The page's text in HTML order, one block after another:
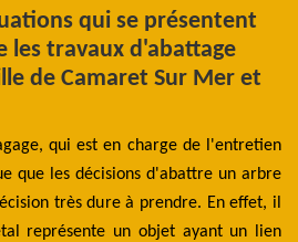
qui se présentent
les travaux d'abattage
de Camaret Sur Mer et
qui est en charge de l'entretien
que les décisions d'abattre un arbre
très dure à prendre. En effet, il
représente un objet ayant un lien